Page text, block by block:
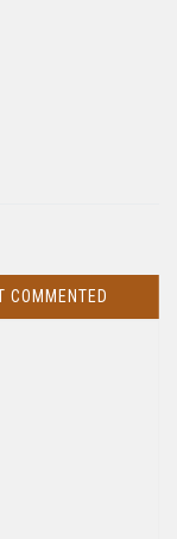
COMMENTED